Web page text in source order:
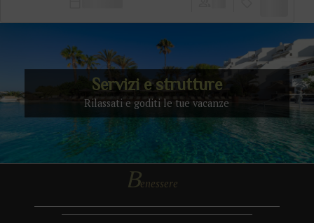
Servizi e strutture
Rilassati e goditi le tue vacanze
Benessere